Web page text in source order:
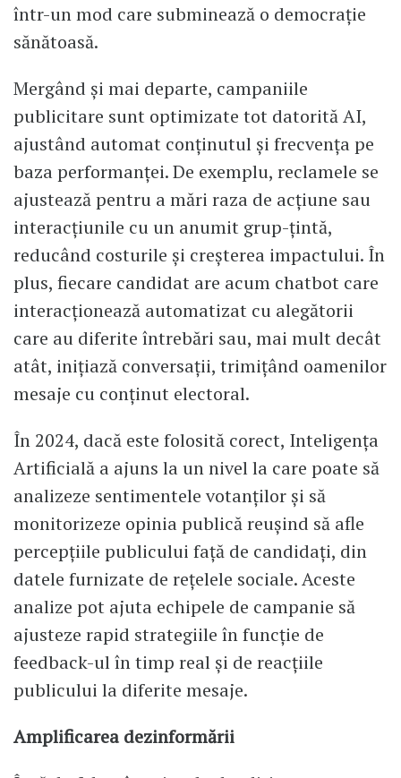
într-un mod care subminează o democrație
sănătoasă.
Mergând și mai departe, campaniile
publicitare sunt optimizate tot datorită AI,
ajustând automat conținutul și frecvența pe
baza performanței. De exemplu, reclamele se
ajustează pentru a mări raza de acțiune sau
interacțiunile cu un anumit grup-țintă,
reducând costurile și creșterea impactului. În
plus, fiecare candidat are acum chatbot care
interacționează automatizat cu alegătorii
care au diferite întrebări sau, mai mult decât
atât, inițiază conversații, trimițând oamenilor
mesaje cu conținut electoral.
În 2024, dacă este folosită corect, Inteligența
Artificială a ajuns la un nivel la care poate să
analizeze sentimentele votanților și să
monitorizeze opinia publică reușind să afle
percepțiile publicului față de candidați, din
datele furnizate de rețelele sociale. Aceste
analize pot ajuta echipele de campanie să
ajusteze rapid strategiile în funcție de
feedback-ul în timp real și de reacțiile
publicului la diferite mesaje.
Amplificarea dezinformării